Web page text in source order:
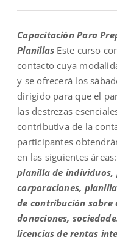
Capacitación Para
Planillas Este curso
contacto cuya
y se ofrecerá los
dirigido para que el
las destrezas
contributiva de la
participantes
en las siguientes áreas:
planilla de individuos,
corporaciones,
de contribución sobre
donaciones,
licencias de rentas